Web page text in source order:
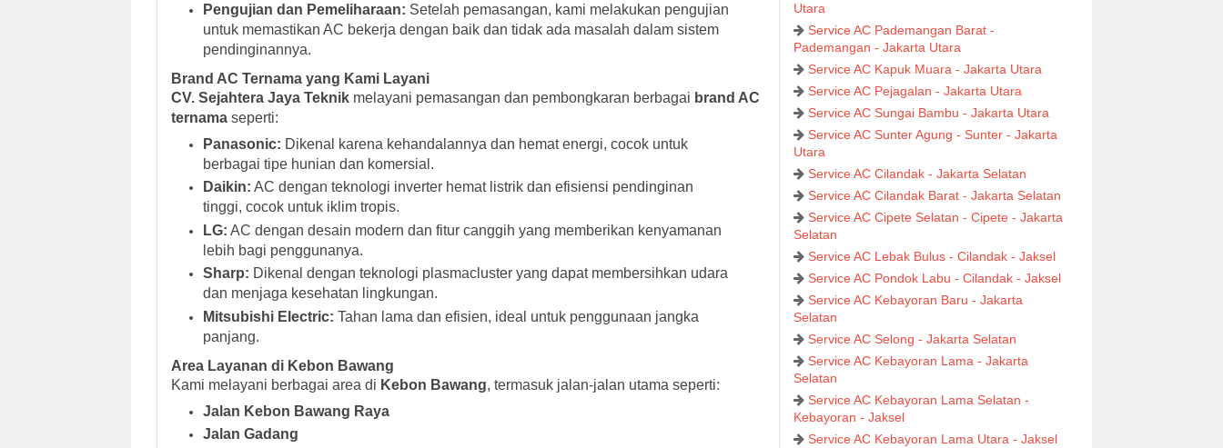
Pengujian dan Pemeliharaan: Setelah pemasangan, kami melakukan pengujian
untuk memastikan AC bekerja dengan baik dan tidak ada masalah dalam sistem
pendinginannya.
Brand AC Ternama yang Kami Layani
CV. Sejahtera Jaya Teknik melayani pemasangan dan pembongkaran berbagai brand AC
ternama seperti:
Panasonic: Dikenal karena kehandalannya dan hemat energi, cocok untuk
berbagai tipe hunian dan komersial.
Daikin: AC dengan teknologi inverter hemat listrik dan efisiensi pendinginan
tinggi, cocok untuk iklim tropis.
LG: AC dengan desain modern dan fitur canggih yang memberikan kenyamanan
lebih bagi penggunanya.
Sharp: Dikenal dengan teknologi plasmacluster yang dapat membersihkan udara
dan menjaga kesehatan lingkungan.
Mitsubishi Electric: Tahan lama dan efisien, ideal untuk penggunaan jangka
panjang.
Area Layanan di Kebon Bawang
Kami melayani berbagai area di Kebon Bawang, termasuk jalan-jalan utama seperti:
Jalan Kebon Bawang Raya
Jalan Gadang
Utara
Service AC Pademangan Barat -
Pademangan - Jakarta Utara
Service AC Kapuk Muara - Jakarta Utara
Service AC Pejagalan - Jakarta Utara
Service AC Sungai Bambu - Jakarta Utara
Service AC Sunter Agung - Sunter - Jakarta
Utara
Service AC Cilandak - Jakarta Selatan
Service AC Cilandak Barat - Jakarta Selatan
Service AC Cipete Selatan - Cipete - Jakarta
Selatan
Service AC Lebak Bulus - Cilandak - Jaksel
Service AC Pondok Labu - Cilandak - Jaksel
Service AC Kebayoran Baru - Jakarta
Selatan
Service AC Selong - Jakarta Selatan
Service AC Kebayoran Lama - Jakarta
Selatan
Service AC Kebayoran Lama Selatan -
Kebayoran - Jaksel
Service AC Kebayoran Lama Utara - Jaksel